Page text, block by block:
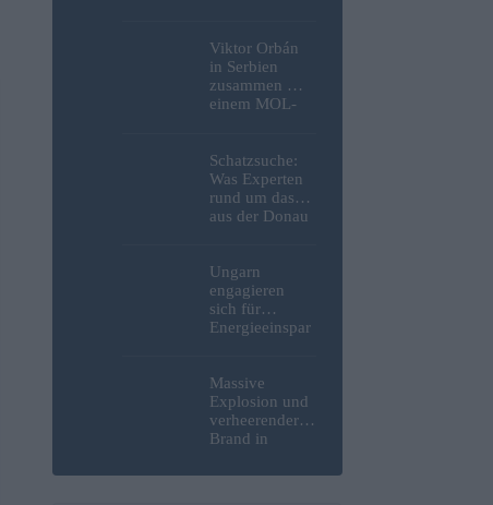
keit im
Anleihebereich
schaffen, so
ein Analyst
Viktor Orbán
in Serbien
zusammen mit
einem MOL-
umstrittenen
Architekten
des
Hatvanpuszta-
Schatzsuche:
Was Experten
rund um das
aus der Donau
deutsche
Motorrad
gefunden
haben – Fotos
Ungarn
engagieren
sich für
Energieeinspar
Kapitány gibt
bekannt, wie
viele von uns
sich an den
en beteiligt
Massive
Explosion und
verheerender
Brand in
wichtiger